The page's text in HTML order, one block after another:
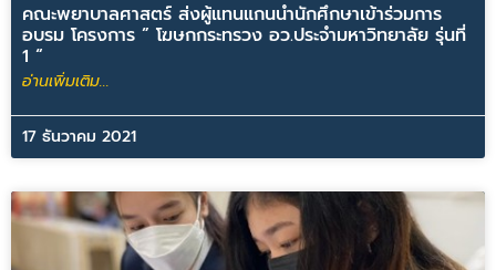
คณะพยาบาลศาสตร์ ส่งผู้แทนแกนนำนักศึกษาเข้าร่วมการ
อบรม โครงการ ” โฆษกกระทรวง อว.ประจำมหาวิทยาลัย รุ่นที่
1 “
อ่านเพิ่มเติม...
17 ธันวาคม 2021